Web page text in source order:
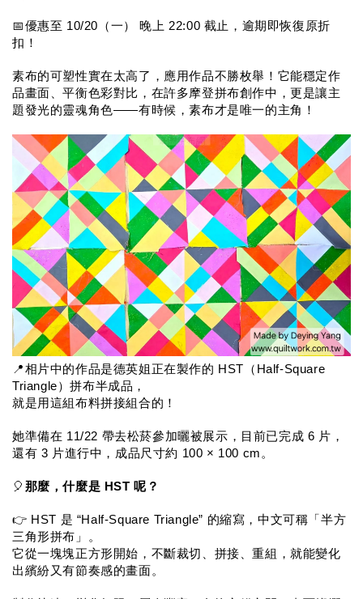
📅優惠至 10/20（一） 晚上 22:00 截止，逾期即恢復原折
扣！
素布的可塑性實在太高了，應用作品不勝枚舉！它能穩定作
品畫面、平衡色彩對比，在許多摩登拼布創作中，更是讓主
題發光的靈魂角色——有時候，素布才是唯一的主角！
📍相片中的作品是德英姐正在製作的 HST（Half-Square
Triangle）拼布半成品，
就是用這組布料拼接組合的！
她準備在 11/22 帶去松菸參加曬被展示，目前已完成 6 片，
還有 3 片進行中，成品尺寸約 100 × 100 cm。
🎈 那麼，什麼是 HST 呢？
👉 HST 是 “Half-Square Triangle” 的縮寫，中文可稱「半方
三角形拼布」。
它從一塊塊正方形開始，不斷裁切、拼接、重組，就能變化
出繽紛又有節奏感的畫面。